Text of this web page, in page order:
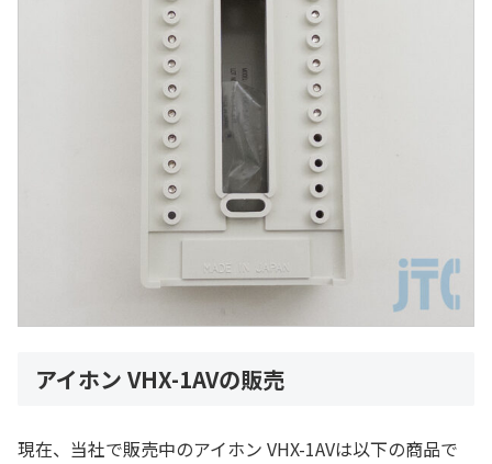
アイホン VHX-1AVの販売
現在、当社で販売中のアイホン VHX-1AVは以下の商品で